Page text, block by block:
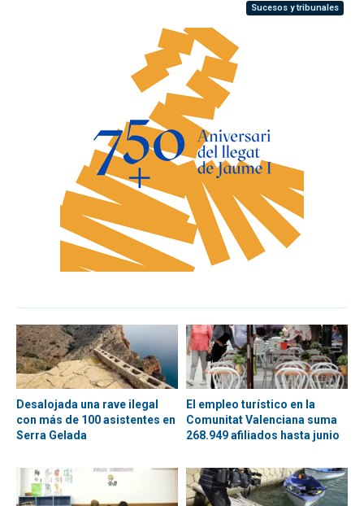
Sucesos y tribunales
Desalojada una rave ilegal
con más de 100 asistentes en
Serra Gelada
El empleo turístico en la
Comunitat Valenciana suma
268.949 afiliados hasta junio